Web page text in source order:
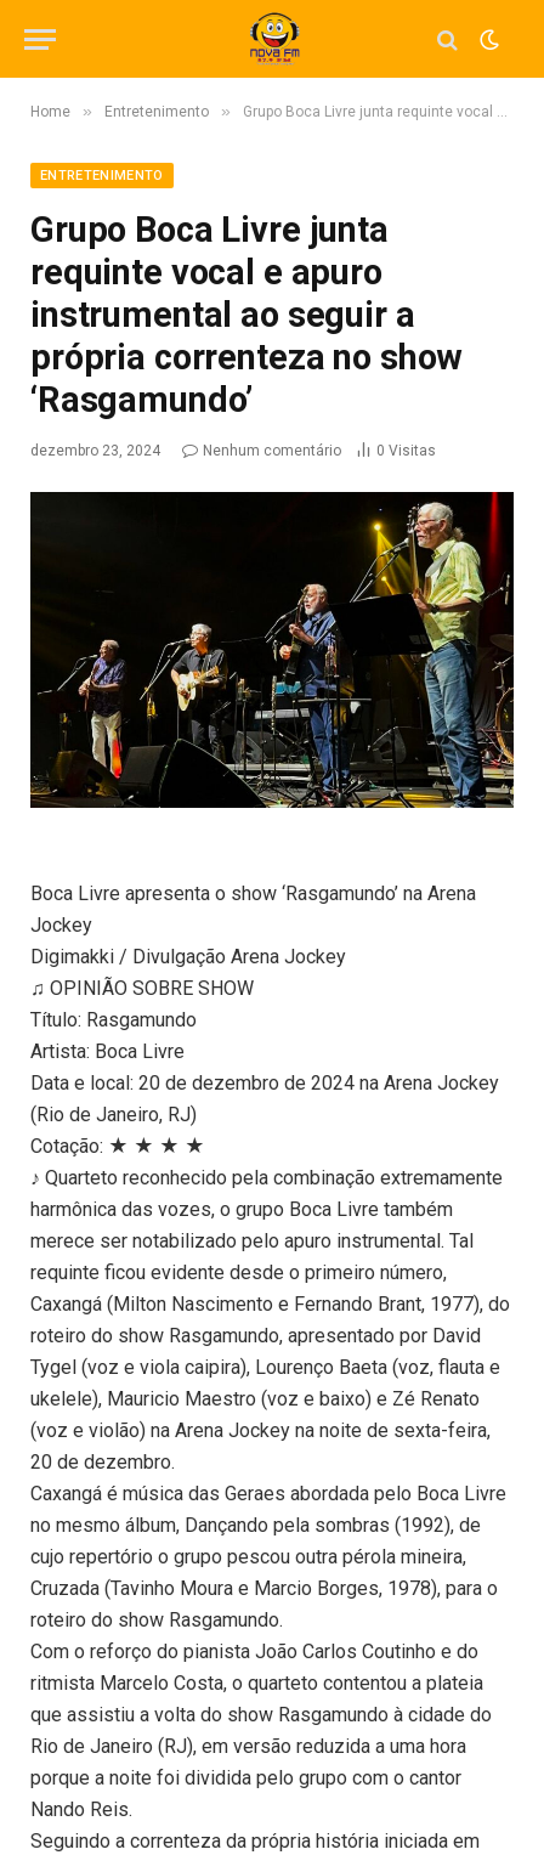
Home » Entretenimento » Grupo Boca Livre junta requinte vocal e apuro instrumental ao seguir a própria correnteza no show ‘Rasgamundo’
ENTRETENIMENTO
Grupo Boca Livre junta
requinte vocal e apuro
instrumental ao seguir a
própria correnteza no show
‘Rasgamundo’
dezembro 23, 2024 Nenhum comentário 0 Visitas
Boca Livre apresenta o show ‘Rasgamundo’ na Arena
Jockey
Digimakki / Divulgação Arena Jockey
♫ OPINIÃO SOBRE SHOW
Título: Rasgamundo
Artista: Boca Livre
Data e local: 20 de dezembro de 2024 na Arena Jockey
(Rio de Janeiro, RJ)
Cotação: ★ ★ ★ ★
♪ Quarteto reconhecido pela combinação extremamente
harmônica das vozes, o grupo Boca Livre também
merece ser notabilizado pelo apuro instrumental. Tal
requinte ficou evidente desde o primeiro número,
Caxangá (Milton Nascimento e Fernando Brant, 1977), do
roteiro do show Rasgamundo, apresentado por David
Tygel (voz e viola caipira), Lourenço Baeta (voz, flauta e
ukelele), Mauricio Maestro (voz e baixo) e Zé Renato
(voz e violão) na Arena Jockey na noite de sexta-feira,
20 de dezembro.
Caxangá é música das Geraes abordada pelo Boca Livre
no mesmo álbum, Dançando pela sombras (1992), de
cujo repertório o grupo pescou outra pérola mineira,
Cruzada (Tavinho Moura e Marcio Borges, 1978), para o
roteiro do show Rasgamundo.
Com o reforço do pianista João Carlos Coutinho e do
ritmista Marcelo Costa, o quarteto contentou a plateia
que assistiu a volta do show Rasgamundo à cidade do
Rio de Janeiro (RJ), em versão reduzida a uma hora
porque a noite foi dividida pelo grupo com o cantor
Nando Reis.
Seguindo a correnteza da própria história iniciada em